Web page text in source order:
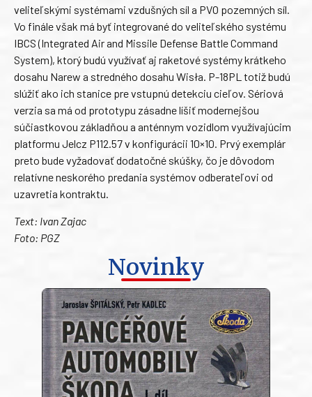
veliteľskými systémami vzdušných síl a PVO pozemných síl.
Vo finále však má byť integrované do veliteľského systému
IBCS (Integrated Air and Missile Defense Battle Command
System), ktorý budú využívať aj raketové systémy krátkeho
dosahu Narew a stredného dosahu Wisła. P-18PL totiž budú
slúžiť ako ich stanice pre vstupnú detekciu cieľov. Sériová
verzia sa má od prototypu zásadne líšiť modernejšou
súčiastkovou základňou a anténnym vozidlom využívajúcim
platformu Jelcz P112.57 v konfigurácii 10×10. Prvý exemplár
preto bude vyžadovať dodatočné skúšky, čo je dôvodom
relatívne neskorého predania systémov odberateľovi od
uzavretia kontraktu.
Text: Ivan Zajac
Foto: PGZ
Novinky